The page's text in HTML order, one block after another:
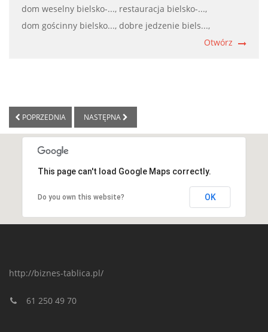
dom weselny bielsko-..., restauracja bielsko-...,
dom gościnny bielsko..., dobre jedzenie biels...,
Otwórz
POPRZEDNIA NASTĘPNA
This page can't load Google Maps correctly.
Do you own this website? OK
http://biznes-tablica.pl/
61 250 49 70